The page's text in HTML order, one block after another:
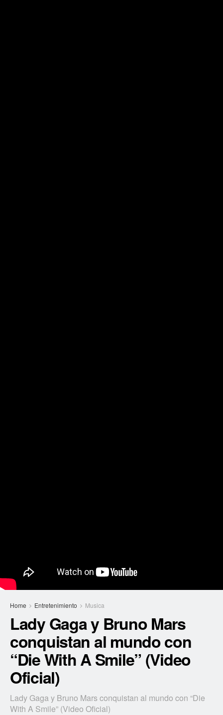
Home Entretenimiento Musica
Lady Gaga y Bruno Mars
conquistan al mundo con
“Die With A Smile” (Video
Oficial)
Lady Gaga y Bruno Mars conquistan al mundo con “Die
With A Smile” (Video Oficial)